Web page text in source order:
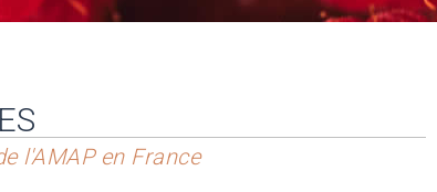
l'AMAP en France